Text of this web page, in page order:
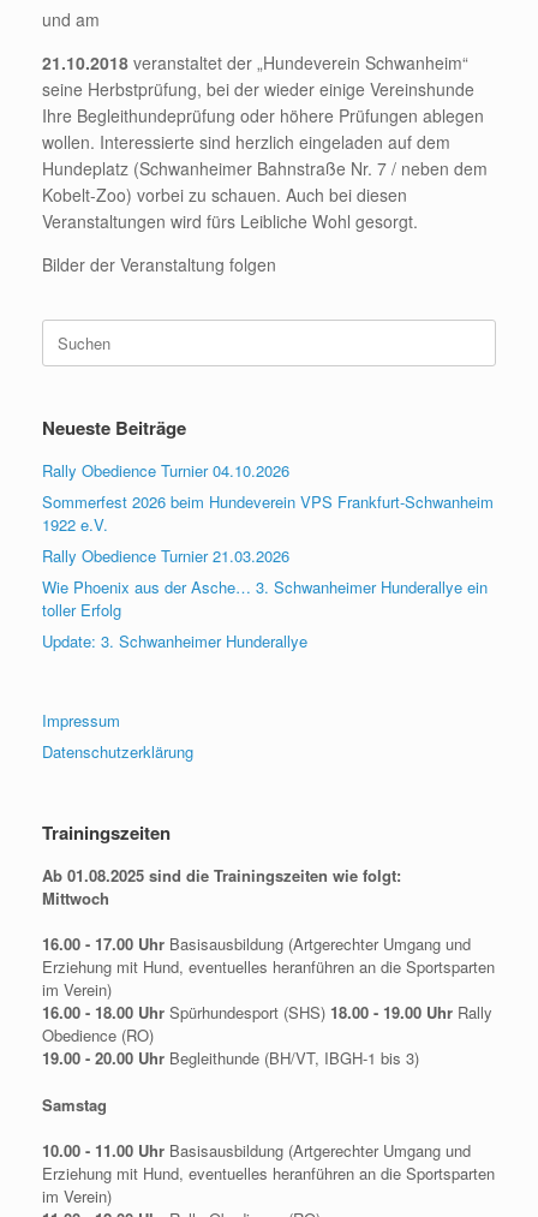
und am
21.10.2018 veranstaltet der „Hundeverein Schwanheim“
seine Herbstprüfung, bei der wieder einige Vereinshunde
Ihre Begleithundeprüfung oder höhere Prüfungen ablegen
wollen. Interessierte sind herzlich eingeladen auf dem
Hundeplatz (Schwanheimer Bahnstraße Nr. 7 / neben dem
Kobelt-Zoo) vorbei zu schauen. Auch bei diesen
Veranstaltungen wird fürs Leibliche Wohl gesorgt.
Bilder der Veranstaltung folgen
Suchen
nach:
Neueste Beiträge
Rally Obedience Turnier 04.10.2026
Sommerfest 2026 beim Hundeverein VPS Frankfurt-Schwanheim
1922 e.V.
Rally Obedience Turnier 21.03.2026
Wie Phoenix aus der Asche… 3. Schwanheimer Hunderallye ein
toller Erfolg
Update: 3. Schwanheimer Hunderallye
Impressum
Datenschutzerklärung
Trainingszeiten
Ab 01.08.2025 sind die Trainingszeiten wie folgt:
Mittwoch
16.00 - 17.00 Uhr Basisausbildung (Artgerechter Umgang und
Erziehung mit Hund, eventuelles heranführen an die Sportsparten
im Verein)
16.00 - 18.00 Uhr Spürhundesport (SHS) 18.00 - 19.00 Uhr Rally
Obedience (RO)
19.00 - 20.00 Uhr Begleithunde (BH/VT, IBGH-1 bis 3)
Samstag
10.00 - 11.00 Uhr Basisausbildung (Artgerechter Umgang und
Erziehung mit Hund, eventuelles heranführen an die Sportsparten
im Verein)